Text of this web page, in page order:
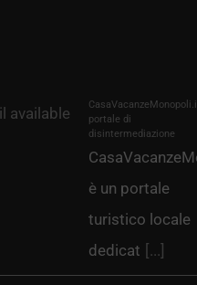
portale di
disintermediazione
è un portale
turistico locale
dedicat [...]